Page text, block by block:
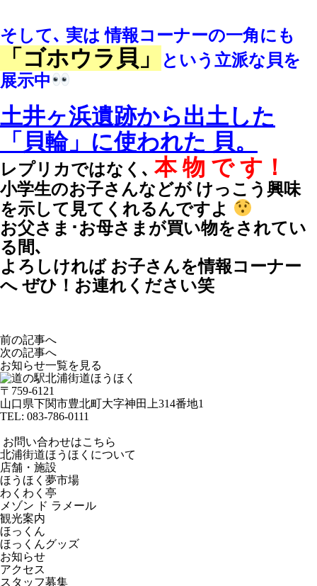
そして､ 実は 情報コーナーの一角にも
「ゴホウラ貝」
という立派な貝を
展示中
土井ヶ浜遺跡から出土した
「貝輪」に使われた 貝。
レプリカではなく､ 本 物 で す！
小学生のお子さんなどが けっこう興味
を示して見てくれるんですよ
お父さま･お母さまが買い物をされてい
る間､
よろしければ お子さんを情報コーナー
へ ぜひ！お連れください笑
前の記事へ
次の記事へ
お知らせ一覧を見る
〒759-6121
山口県下関市豊北町大字神田上314番地1
TEL: 083-786-0111
お問い合わせはこちら
北浦街道ほうほくについて
店舗・施設
ほうほく夢市場
わくわく亭
メゾン ド ラメール
観光案内
ほっくん
ほっくんグッズ
お知らせ
アクセス
スタッフ募集